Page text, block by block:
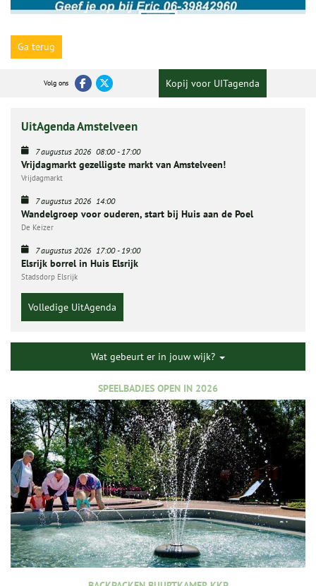
Ga terug
Volg ons Kopij voor UITagenda
UitAgenda Amstelveen
7 augustus 2026 08:00-17:00
Vrijdagmarkt gezelligste markt van Amstelveen!
Vrijdagmarkt
7 augustus 2026 14:00
Wandelgroep voor ouderen, start bij Huis aan de Poel
De Keizer
7 augustus 2026 17:00-19:00
Elsrijk borrel in Huis Elsrijk
Stadsdorp Elsrijk
Volledige UitAgenda
Wat gebeurt er in jouw wijk?
SPEELBADJES OPEN IN 2026